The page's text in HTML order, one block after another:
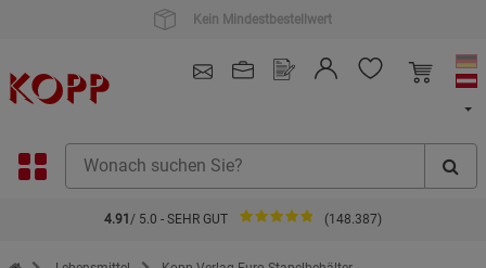
Kauf auf Rechnung
4.91 / 5.0 - SEHR GUT (148.387)